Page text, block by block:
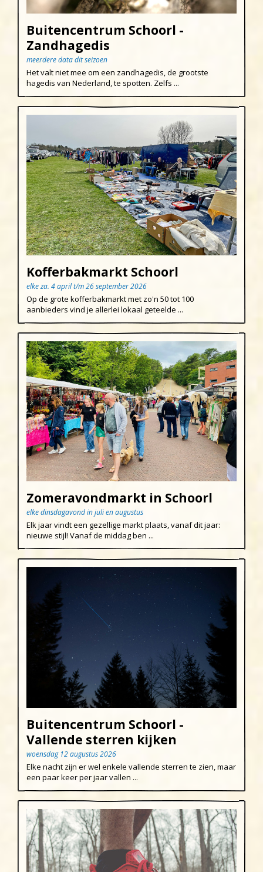
Pasen
Koningsdag
Egmond aan den Hoef
Egmond-Binnen
Egmond aan Zee
Groet
Hargen aan Zee
Heiloo
Limmen
Regio
Schoorl
Sint Maartenszee
Uitgeest
Wijk aan Zee
Buitencentrum Schoorl -
Zandhagedis
meerdere data dit seizoen
Het valt niet mee om een zandhagedis, de grootste
hagedis van Nederland, te spotten. Zelfs ...
Kofferbakmarkt Schoorl
elke za. 4 april t/m 26 september 2026
Op de grote kofferbakmarkt met zo'n 50 tot 100
aanbieders vind je allerlei lokaal geteelde ...
Zomeravondmarkt in Schoorl
elke dinsdagavond in juli en augustus
Elk jaar vindt een gezellige markt plaats, vanaf dit jaar:
nieuwe stijl! Vanaf de middag ben ...
Buitencentrum Schoorl -
Vallende sterren kijken
woensdag 12 augustus 2026
Elke nacht zijn er wel enkele vallende sterren te zien, maar
een paar keer per jaar vallen ...